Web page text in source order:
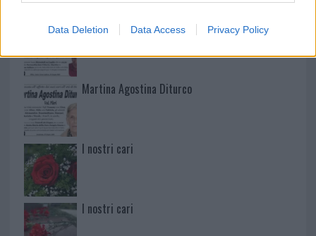
Data Deletion Data Access Privacy Policy
Paolo Pinna
Martina Agostina Diturco
I nostri cari
I nostri cari